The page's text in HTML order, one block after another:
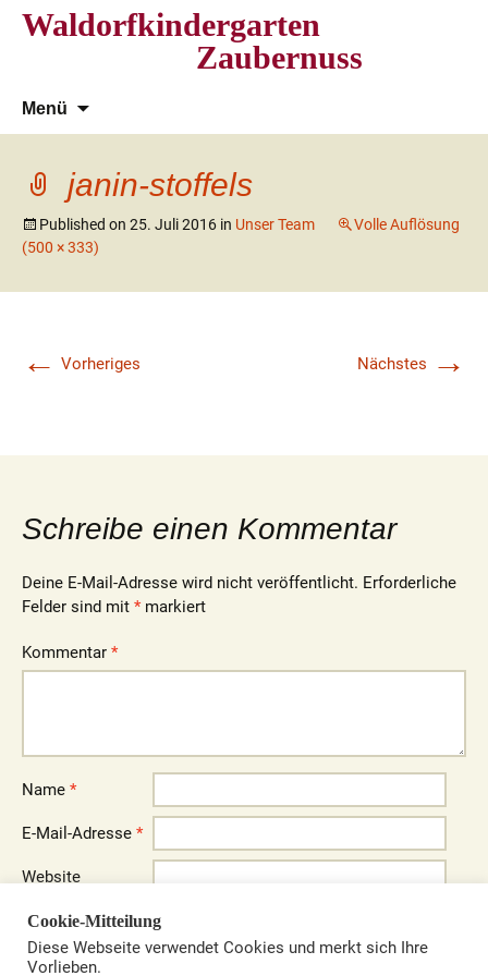
Waldorfkindergarten
Zaubernuss
Menü
janin-stoffels
Published on 25. Juli 2016 in Unser Team
Volle Auflösung
(500 × 333)
← Vorheriges Nächstes →
Schreibe einen Kommentar
Deine E-Mail-Adresse wird nicht veröffentlicht. Erforderliche
Felder sind mit * markiert
Kommentar *
Name *
E-Mail-Adresse *
Website
Name, E-Mail-Adresse und Website in diesem Browser für
meinen nächsten Kommentar speichern.
Cookie-Mitteilung
Diese Webseite verwendet Cookies und merkt sich Ihre
Vorlieben.